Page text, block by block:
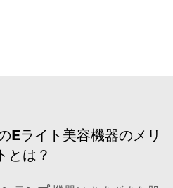
Eライト美容機器のメリ
とは？